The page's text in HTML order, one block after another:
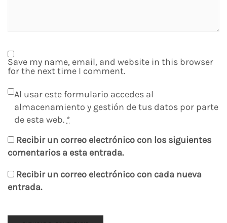
Save my name, email, and website in this browser
for the next time I comment.
Al usar este formulario accedes al
almacenamiento y gestión de tus datos por parte
de esta web. *
Recibir un correo electrónico con los siguientes
comentarios a esta entrada.
Recibir un correo electrónico con cada nueva
entrada.